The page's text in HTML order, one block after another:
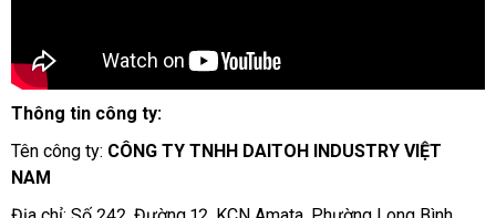
Thông tin công ty:
Tên công ty: CÔNG TY TNHH DAITOH INDUSTRY VIỆT
NAM